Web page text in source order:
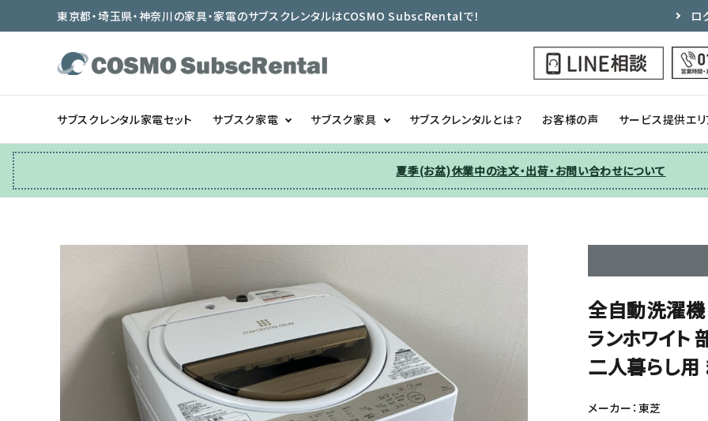
東京都・埼玉県・神奈川の家具・家電のサブスクレンタルはCOSMO SubscRentalで！ ロ
サブスクレンタル家電セット サブスク家電
冷蔵庫 洗濯機 季節家電
サブスク家具
テーブル/デスク チェア ソファー
サブスクレンタルとは？ お客様の声 サービス提供エ
夏季(お盆)休業中の注文・出荷・お問い合わせについて
全自動洗濯
ランホワイト
二人暮らし用
メーカー：東芝